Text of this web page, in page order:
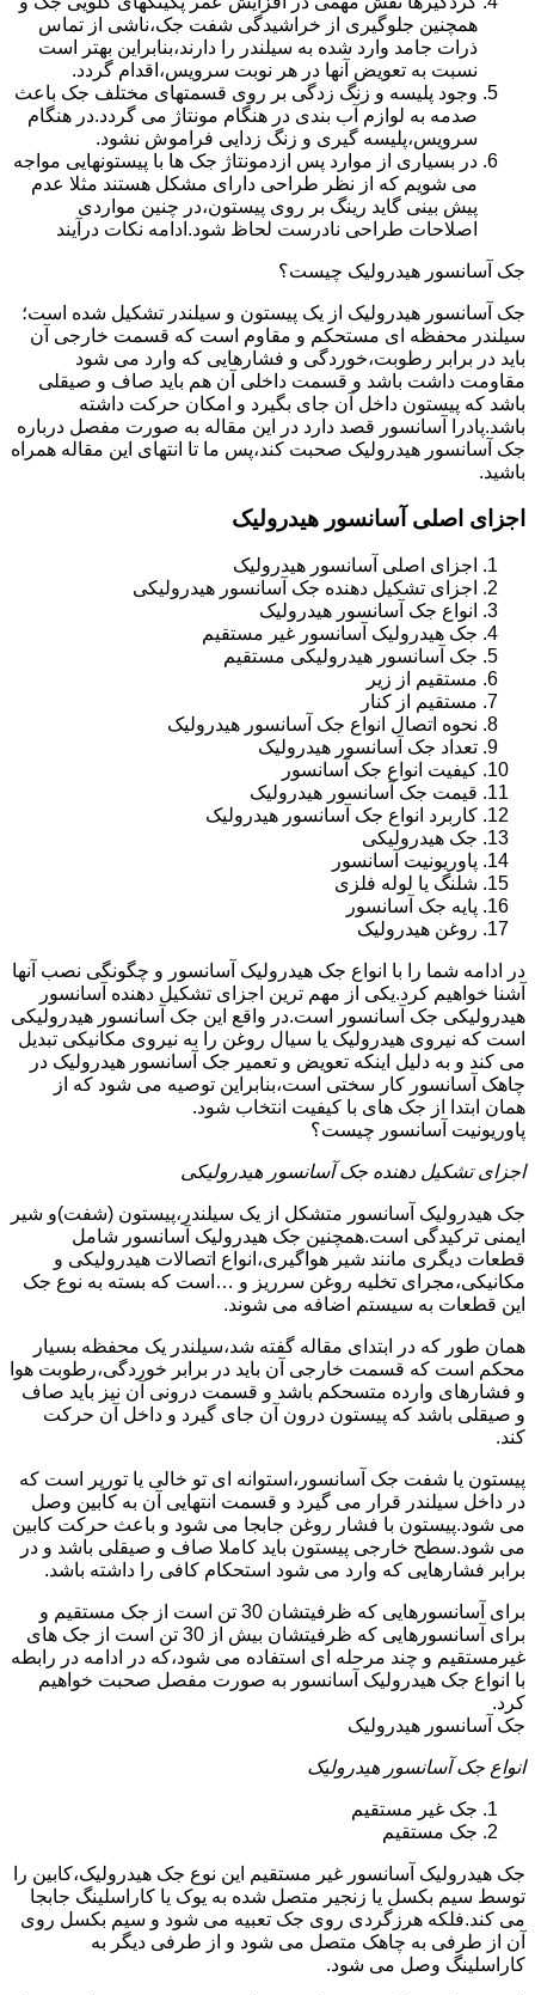
همچنین جلوگیری از خراشیدگی شفت جک،ناشی از تماس
ذرات جامد وارد شده به سیلندر را دارند،بنابراین بهتر است
نسبت به تعویض آنها در هر نوبت سرویس،اقدام گردد.
وجود پلیسه و زنگ زدگی بر روی قسمتهای مختلف جک باعث
صدمه به لوازم آب بندی در هنگام مونتاژ می گردد.در هنگام
سرویس،پلیسه گیری و زنگ زدایی فراموش نشود.
در بسیاری از موارد پس ازدمونتاژ جک ها با پیستونهایی مواجه
می شویم که از نظر طراحی دارای مشکل هستند مثلا عدم
پیش بینی گاید رینگ بر روی پیستون،در چنین مواردی
اصلاحات طراحی نادرست لحاظ شود.ادامه نکات درآیند
جک آسانسور هیدرولیک چیست؟
جک آسانسور هیدرولیک از یک پیستون و سیلندر تشکیل شده است؛
سیلندر محفظه ای مستحکم و مقاوم است که قسمت خارجی آن
باید در برابر رطوبت،خوردگی و فشارهایی که وارد می شود
مقاومت داشت باشد و قسمت داخلی آن هم باید صاف و صیقلی
باشد که پیستون داخل آن جای بگیرد و امکان حرکت داشته
باشد.پادرا آسانسور قصد دارد در این مقاله به صورت مفصل درباره
جک آسانسور هیدرولیک صحبت کند،پس ما تا انتهای این مقاله همراه
باشید.
اجزای اصلی آسانسور هیدرولیک
اجزای اصلی آسانسور هیدرولیک
اجزای تشکیل دهنده جک آسانسور هیدرولیکی
انواع جک آسانسور هیدرولیک
جک هیدرولیک آسانسور غیر مستقیم
جک آسانسور هیدرولیکی مستقیم
مستقیم از زیر
مستقیم از کنار
نحوه اتصال انواع جک آسانسور هیدرولیک
تعداد جک آسانسور هیدرولیک
کیفیت انواع جک آسانسور
قیمت جک آسانسور هیدرولیک
کاربرد انواع جک آسانسور هیدرولیک
جک هیدرولیکی
پاوریونیت آسانسور
شلنگ یا لوله فلزی
پایه جک آسانسور
روغن هیدرولیک
در ادامه شما را با انواع جک هیدرولیک آسانسور و چگونگی نصب آنها
آشنا خواهیم کرد.یکی از مهم ترین اجزای تشکیل دهنده آسانسور
هیدرولیکی جک آسانسور است.در واقع این جک آسانسور هیدرولیکی
است که نیروی هیدرولیک یا سیال روغن را به نیروی مکانیکی تبدیل
می کند و به دلیل اینکه تعویض و تعمیر جک آسانسور هیدرولیک در
چاهک آسانسور کار سختی است،بنابراین توصیه می شود که از
همان ابتدا از جک های با کیفیت انتخاب شود.
پاوریونیت آسانسور چیست؟
اجزای تشکیل دهنده جک آسانسور هیدرولیکی
جک هیدرولیک آسانسور متشکل از یک سیلندر،پیستون (شفت)و شیر
ایمنی ترکیدگی است.همچنین جک هیدرولیک آسانسور شامل
قطعات دیگری مانند شیر هواگیری،انواع اتصالات هیدرولیکی و
مکانیکی،مجرای تخلیه روغن سرریز و …است که بسته به نوع جک
این قطعات به سیستم اضافه می شوند.
همان طور که در ابتدای مقاله گفته شد،سیلندر یک محفظه بسیار
محکم است که قسمت خارجی آن باید در برابر خوردگی،رطوبت هوا
و فشارهای وارده متسحکم باشد و قسمت درونی آن نیز باید صاف
و صیقلی باشد که پیستون درون آن جای گیرد و داخل آن حرکت
کند.
پیستون یا شفت جک آسانسور،استوانه ای تو خالی یا تورپر است که
در داخل سیلندر قرار می گیرد و قسمت انتهایی آن به کابین وصل
می شود.پیستون با فشار روغن جابجا می شود و باعث حرکت کابین
می شود.سطح خارجی پیستون باید کاملا صاف و صیقلی باشد و در
برابر فشارهایی که وارد می شود استحکام کافی را داشته باشد.
برای آسانسورهایی که ظرفیتشان 30 تن است از جک مستقیم و
برای آسانسورهایی که ظرفیتشان بیش از 30 تن است از جک های
غیرمستقیم و چند مرحله ای استفاده می شود،که در ادامه در رابطه
با انواع جک هیدرولیک آسانسور به صورت مفصل صحبت خواهیم
کرد.
جک آسانسور هیدرولیک
انواع جک آسانسور هیدرولیک
جک غیر مستقیم
جک مستقیم
جک هیدرولیک آسانسور غیر مستقیم این نوع جک هیدرولیک،کابین را
توسط سیم بکسل یا زنجیر متصل شده به یوک یا کاراسلینگ جابجا
می کند.فلکه هرزگردی روی جک تعبیه می شود و سیم بکسل روی
آن از طرفی به چاهک متصل می شود و از طرفی دیگر به
کاراسلینگ وصل می شود.